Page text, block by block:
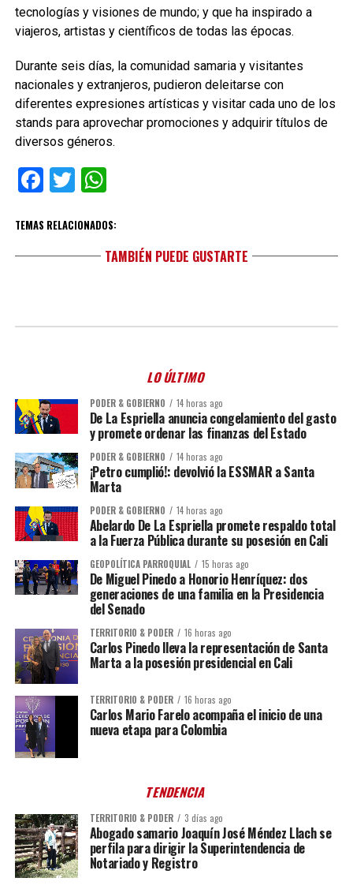
tecnologías y visiones de mundo; y que ha inspirado a
viajeros, artistas y científicos de todas las épocas.
Durante seis días, la comunidad samaria y visitantes
nacionales y extranjeros, pudieron deleitarse con
diferentes expresiones artísticas y visitar cada uno de los
stands para aprovechar promociones y adquirir títulos de
diversos géneros.
Facebook
TwitterWhatsApp
TEMAS RELACIONADOS:
TAMBIÉN PUEDE GUSTARTE
LO ÚLTIMO
PODER & GOBIERNO 14 horas ago
De La Espriella anuncia congelamiento del gasto
y promete ordenar las finanzas del Estado
PODER & GOBIERNO 14 horas ago
¡Petro cumplió!: devolvió la ESSMAR a Santa
Marta
PODER & GOBIERNO 14 horas ago
Abelardo De La Espriella promete respaldo total
a la Fuerza Pública durante su posesión en Cali
GEOPOLÍTICA PARROQUIAL 15 horas ago
De Miguel Pinedo a Honorio Henríquez: dos
generaciones de una familia en la Presidencia
del Senado
TERRITORIO & PODER 16 horas ago
Carlos Pinedo lleva la representación de Santa
Marta a la posesión presidencial en Cali
TERRITORIO & PODER 16 horas ago
Carlos Mario Farelo acompaña el inicio de una
nueva etapa para Colombia
TENDENCIA
TERRITORIO & PODER 3 días ago
Abogado samario Joaquín José Méndez Llach se
perfila para dirigir la Superintendencia de
Notariado y Registro